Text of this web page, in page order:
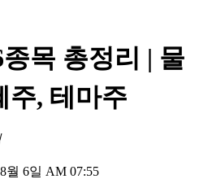
목 총정리 | 물
주, 테마주
월 6일 AM 07:55